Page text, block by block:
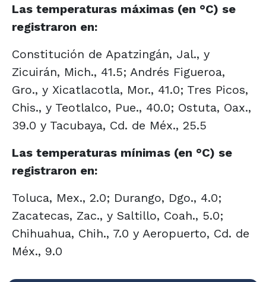
Las temperaturas máximas (en °C) se
registraron en:
Constitución de Apatzingán, Jal., y
Zicuirán, Mich., 41.5; Andrés Figueroa,
Gro., y Xicatlacotla, Mor., 41.0; Tres Picos,
Chis., y Teotlalco, Pue., 40.0; Ostuta, Oax.,
39.0 y Tacubaya, Cd. de Méx., 25.5
Las temperaturas mínimas (en °C) se
registraron en:
Toluca, Mex., 2.0; Durango, Dgo., 4.0;
Zacatecas, Zac., y Saltillo, Coah., 5.0;
Chihuahua, Chih., 7.0 y Aeropuerto, Cd. de
Méx., 9.0